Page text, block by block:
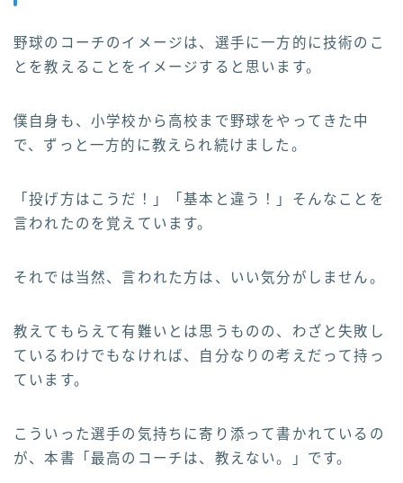
野球のコーチのイメージは、選手に一方的に技術のこ
とを教えることをイメージすると思います。
僕自身も、小学校から高校まで野球をやってきた中
で、ずっと一方的に教えられ続けました。
「投げ方はこうだ！」「基本と違う！」そんなことを
言われたのを覚えています。
それでは当然、言われた方は、いい気分がしません。
教えてもらえて有難いとは思うものの、わざと失敗し
ているわけでもなければ、自分なりの考えだって持っ
ています。
こういった選手の気持ちに寄り添って書かれているの
が、本書「最高のコーチは、教えない。」です。